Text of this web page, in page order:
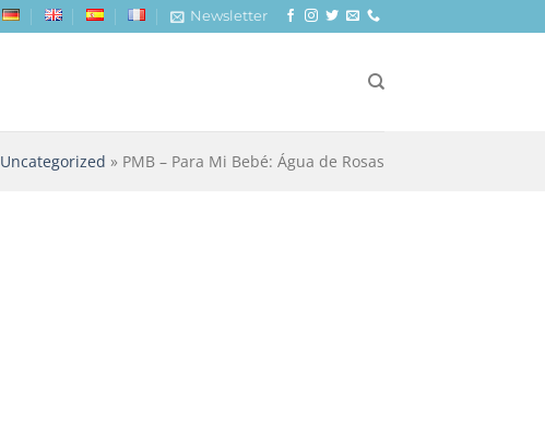
Newsletter
Uncategorized » PMB – Para Mi Bebé: Água de Rosas